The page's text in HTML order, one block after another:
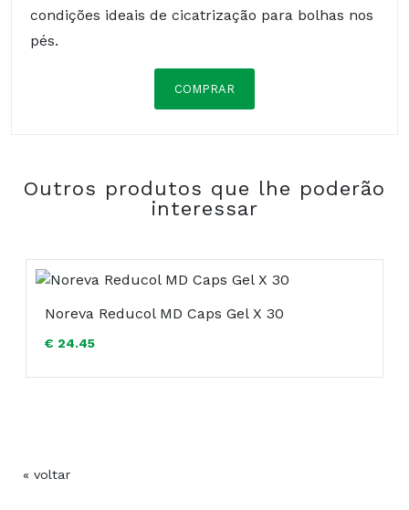
condições ideais de cicatrização para bolhas nos
pés.
COMPRAR
Outros produtos que lhe poderão
interessar
Noreva Reducol MD Caps Gel X 30
€ 24.45
« voltar